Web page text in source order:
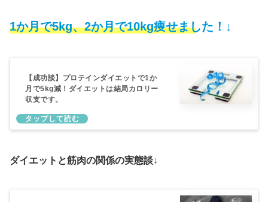
1か月で5kg、2か月で10kg痩せました！↓
【成功談】プロテインダイエットで1か
月で5kg減！ダイエットは結局カロリー
収支です。
ダイエットと筋肉の関係の実態談↓